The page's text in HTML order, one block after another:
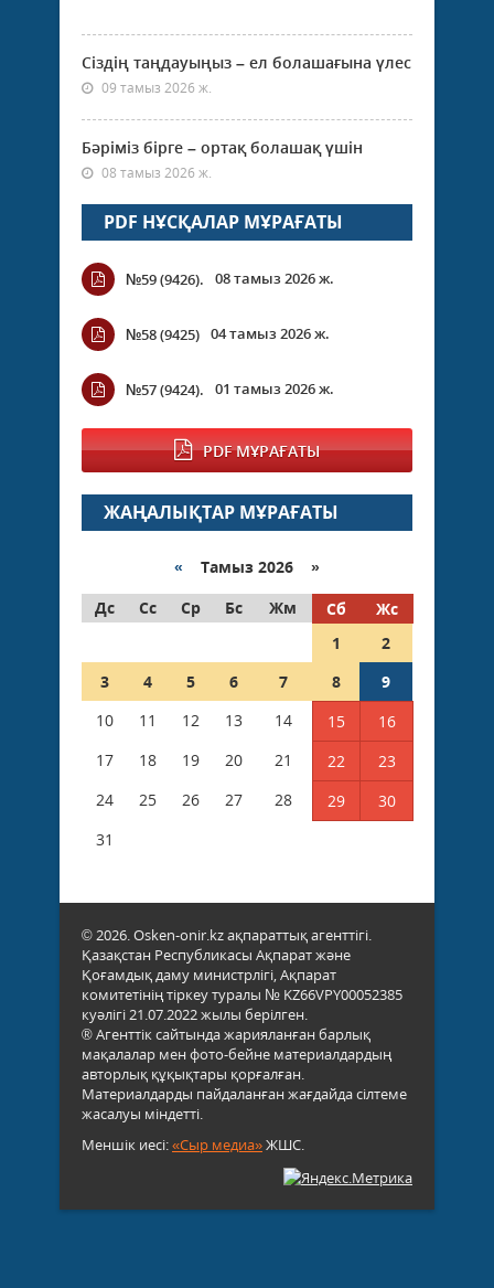
Сіздің таңдауыңыз – ел болашағына үлес
09 тамыз 2026 ж.
Бәріміз бірге – ортақ болашақ үшін
08 тамыз 2026 ж.
PDF НҰСҚАЛАР МҰРАҒАТЫ
№59 (9426). 08 тамыз 2026 ж.
№58 (9425) 04 тамыз 2026 ж.
№57 (9424). 01 тамыз 2026 ж.
PDF МҰРАҒАТЫ
ЖАҢАЛЫҚТАР МҰРАҒАТЫ
« Тамыз 2026 »
Дс
Сс Ср Бс Жм Сб
Жс
1
2
3
4 5 6 7 8
9
10
11 12 13 14 15
16
17
18 19 20 21 22
23
24
25 26 27 28 29
30
31
© 2026. Osken-onir.kz ақпараттық агенттігі.
Қазақстан Республикасы Ақпарат және
Қоғамдық даму министрлігі, Ақпарат
комитетінің тіркеу туралы № KZ66VPY00052385
куәлігі 21.07.2022 жылы берілген.
® Агенттік сайтында жарияланған барлық
мақалалар мен фото-бейне материалдардың
авторлық құқықтары қорғалған.
Материалдарды пайдаланған жағдайда сілтеме
жасалуы міндетті.
Меншік иесі:«Сыр медиа»ЖШС.